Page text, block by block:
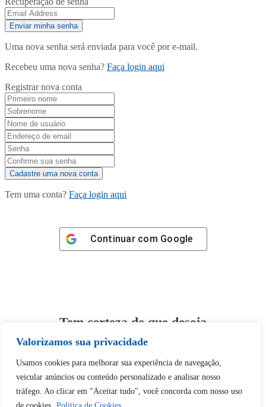
Valorizamos sua privacidade
Usamos cookies para melhorar sua experiência de navegação,
veicular anúncios ou conteúdo personalizado e analisar nosso
tráfego. Ao clicar em "Aceitar tudo", você concorda com nosso uso
Uma nova senha será enviada para você por e-mail.
Recebeu uma nova senha? Faça login aqui
Registrar nova conta
Tem uma conta? Faça login aqui
Continuar com Google
Tem certeza de que deseja
desbloquear esta publicação?
Desbloquear esquerda : 0